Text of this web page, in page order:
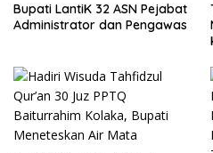
Bupati LantiK 32 ASN Pejabat
Administrator dan Pengawas